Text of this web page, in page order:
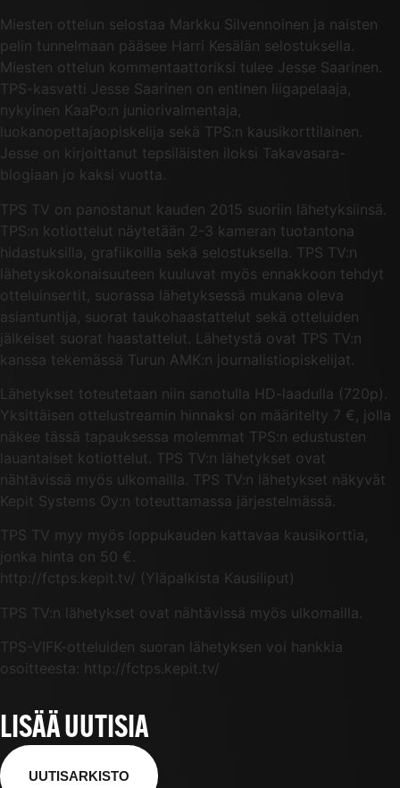
Miesten ottelun selostaa Markku Silvennoinen ja naisten
pelin tunnelmaan pääsee Harri Kesälän selostuksella.
Miesten ottelun kommentaattoriksi tulee Jesse Saarinen.
TPS-kasvatti Jesse Saarinen on entinen liigapelaaja,
nykyinen KaaPo:n juniorivalmentaja,
luokanopettajaopiskelija sekä TPS:n kausikorttilainen.
Jesse on kirjoittanut tepsiläisten iloksi Takavasara-
blogiaan jo kaksi vuotta.
TPS TV on panostanut kauden 2015 suoriin lähetyksiinsä.
TPS:n kotiottelut näytetään 2-3 kameran tuotantona
hidastuksilla, grafiikoilla sekä selostuksella. TPS TV:n
lähetyskokonaisuuteen kuuluvat myös ennakkoon tehdyt
otteluinsertit, suorassa lähetyksessä mukana oleva
asiantuntija, suorat taukohaastattelut sekä otteluiden
jälkeiset suorat haastattelut. Lähetystä ovat TPS TV:n
kanssa tekemässä Turun AMK:n journalistiopiskelijat.
Lähetykset toteutetaan niin sanotulla HD-laadulla (720p).
Yksittäisen ottelustreamin hinnaksi on määritelty 7 €, jolla
näkee tässä tapauksessa molemmat TPS:n edustusten
lauantaiset kotiottelut. TPS TV:n lähetykset ovat
nähtävissä myös ulkomailla. TPS TV:n lähetykset näkyvät
Kepit Systems Oy:n toteuttamassa järjestelmässä.
TPS TV myy myös loppukauden kattavaa kausikorttia,
jonka hinta on 50 €.
http://fctps.kepit.tv/ (Yläpalkista Kausiliput)
TPS TV:n lähetykset ovat nähtävissä myös ulkomailla.
TPS-VIFK-otteluiden suoran lähetyksen voi hankkia
osoitteesta: http://fctps.kepit.tv/
LISÄÄ UUTISIA
UUTISARKISTO